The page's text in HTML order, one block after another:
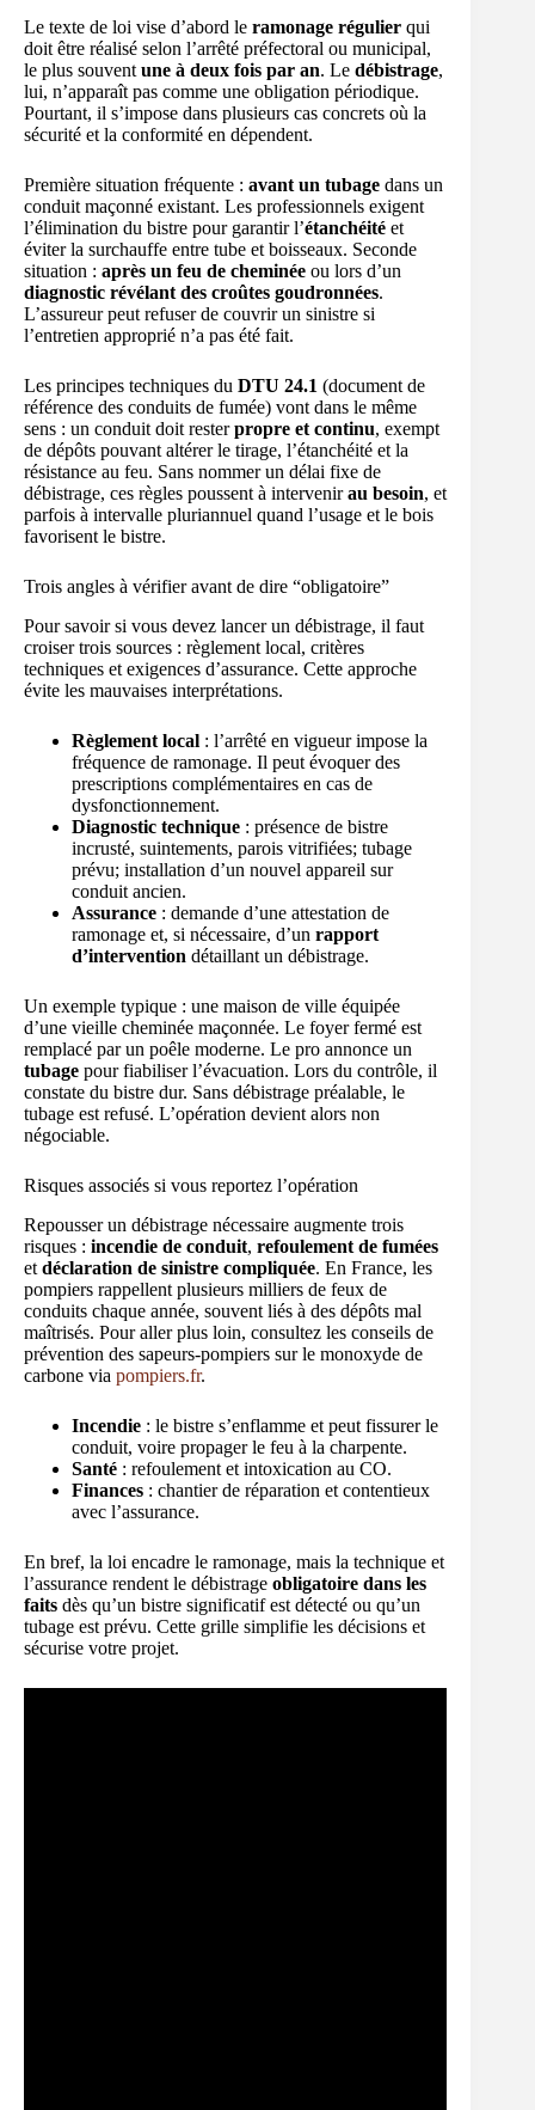
Le texte de loi vise d’abord le ramonage régulier qui
doit être réalisé selon l’arrêté préfectoral ou municipal,
le plus souvent une à deux fois par an. Le débistrage,
lui, n’apparaît pas comme une obligation périodique.
Pourtant, il s’impose dans plusieurs cas concrets où la
sécurité et la conformité en dépendent.
Première situation fréquente : avant un tubage dans un
conduit maçonné existant. Les professionnels exigent
l’élimination du bistre pour garantir l’étanchéité et
éviter la surchauffe entre tube et boisseaux. Seconde
situation : après un feu de cheminée ou lors d’un
diagnostic révélant des croûtes goudronnées.
L’assureur peut refuser de couvrir un sinistre si
l’entretien approprié n’a pas été fait.
Les principes techniques du DTU 24.1 (document de
référence des conduits de fumée) vont dans le même
sens : un conduit doit resterpropre et continu, exempt
de dépôts pouvant altérer le tirage, l’étanchéité et la
résistance au feu. Sans nommer un délai fixe de
débistrage, ces règles poussent à intervenirau besoin, et
parfois à intervalle pluriannuel quand l’usage et le bois
favorisent le bistre.
Trois angles à vérifier avant de dire “obligatoire”
Pour savoir si vous devez lancer un débistrage, il faut
croiser trois sources : règlement local, critères
techniques et exigences d’assurance. Cette approche
évite les mauvaises interprétations.
Règlement local : l’arrêté en vigueur impose la
fréquence de ramonage. Il peut évoquer des
prescriptions complémentaires en cas de
dysfonctionnement.
Diagnostic technique : présence de bistre
incrusté, suintements, parois vitrifiées; tubage
prévu; installation d’un nouvel appareil sur
conduit ancien.
Assurance : demande d’une attestation de
ramonage et, si nécessaire, d’un rapport
d’intervention détaillant un débistrage.
Un exemple typique : une maison de ville équipée
d’une vieille cheminée maçonnée. Le foyer fermé est
remplacé par un poêle moderne. Le pro annonce un
tubage pour fiabiliser l’évacuation. Lors du contrôle, il
constate du bistre dur. Sans débistrage préalable, le
tubage est refusé. L’opération devient alors non
négociable.
Risques associés si vous reportez l’opération
Repousser un débistrage nécessaire augmente trois
risques : incendie de conduit, refoulement de fumées
et déclaration de sinistre compliquée. En France, les
pompiers rappellent plusieurs milliers de feux de
conduits chaque année, souvent liés à des dépôts mal
maîtrisés. Pour aller plus loin, consultez les conseils de
prévention des sapeurs-pompiers sur le monoxyde de
carbone via pompiers.fr.
Incendie : le bistre s’enflamme et peut fissurer le
conduit, voire propager le feu à la charpente.
Santé : refoulement et intoxication au CO.
Finances : chantier de réparation et contentieux
avec l’assurance.
En bref, la loi encadre le ramonage, mais la technique et
l’assurance rendent le débistrage obligatoire dans les
faits dès qu’un bistre significatif est détecté ou qu’un
tubage est prévu. Cette grille simplifie les décisions et
sécurise votre projet.